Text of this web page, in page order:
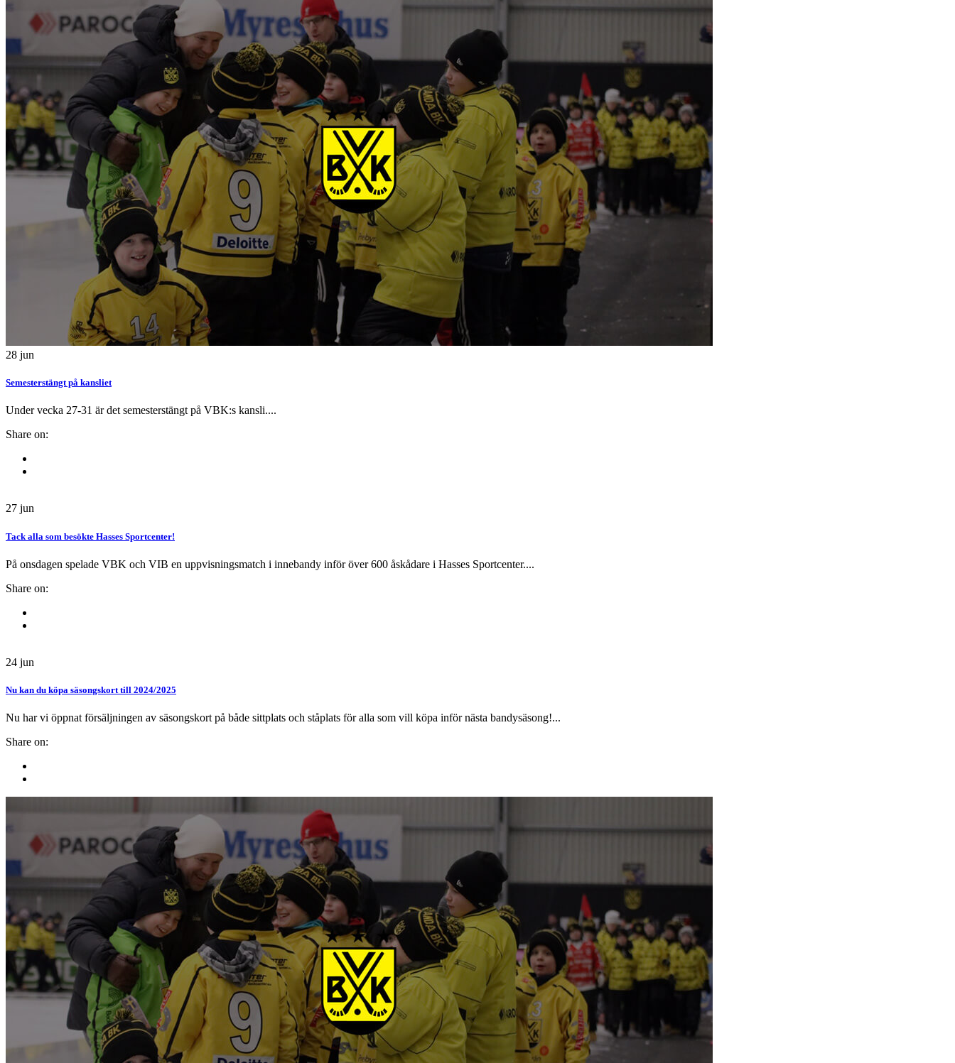
28 jun
Semesterstängt på kansliet
Under vecka 27-31 är det semesterstängt på VBK:s kansli....
Share on:
27 jun
Tack alla som besökte Hasses Sportcenter!
På onsdagen spelade VBK och VIB en uppvisningsmatch i innebandy inför över 600 åskådare i Hasses Sportcenter....
Share on:
24 jun
Nu kan du köpa säsongskort till 2024/2025
Nu har vi öppnat försäljningen av säsongskort på både sittplats och ståplats för alla som vill köpa inför nästa bandysäsong!...
Share on: